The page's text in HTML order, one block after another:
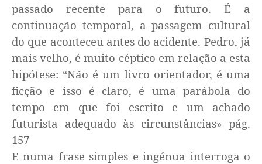
passado recente para o futuro. É a
continuação temporal, a passagem cultural
do que aconteceu antes do acidente. Pedro, já
mais velho, é muito céptico em relação a esta
hipótese: “Não é um livro orientador, é uma
ficção e isso é claro, é uma parábola do
tempo em que foi escrito e um achado
futurista adequado às circunstâncias» pág.
157
E numa frase simples e ingénua interroga o